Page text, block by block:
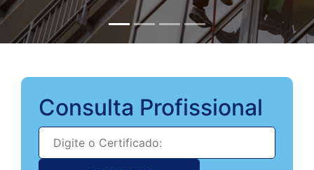
Consulta Profissional